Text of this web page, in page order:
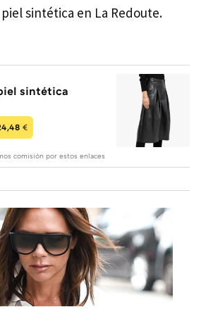
sintética en La Redoute.
sintética
€
comisión por estos enlaces